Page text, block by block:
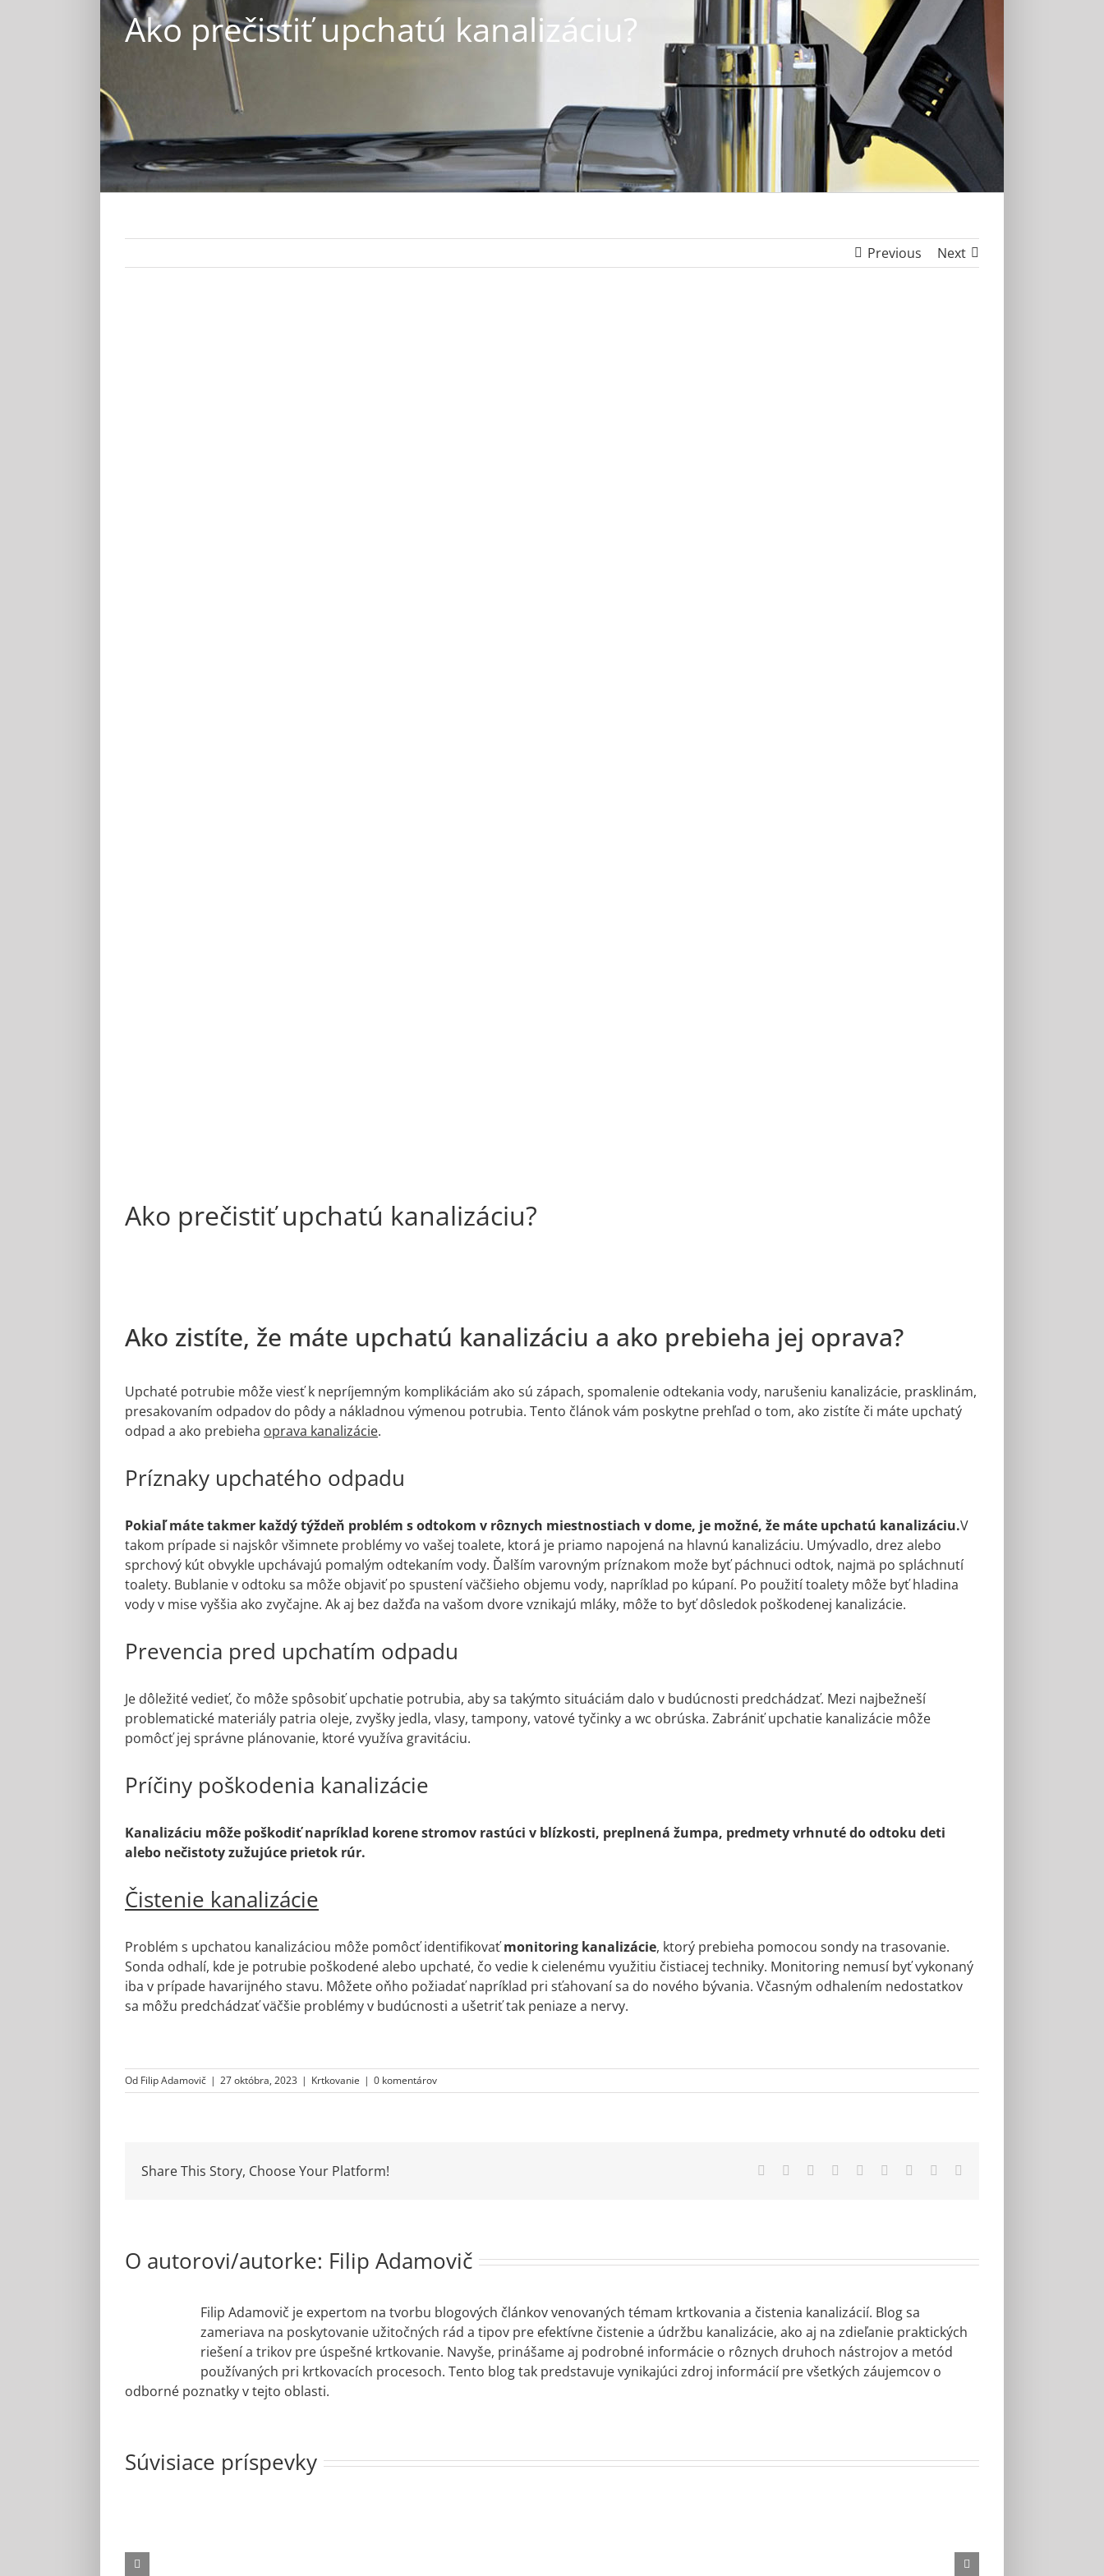
Ako prečistiť upchatú kanalizáciu?
Previous Next
Ako prečistiť upchatú kanalizáciu?
Ako zistíte, že máte upchatú kanalizáciu a ako prebieha jej oprava?
Upchaté potrubie môže viesť k nepríjemným komplikáciám ako sú zápach, spomalenie odtekania vody, narušeniu kanalizácie, prasklinám,
presakovaním odpadov do pôdy a nákladnou výmenou potrubia. Tento článok vám poskytne prehľad o tom, ako zistíte či máte upchatý
odpad a ako prebieha oprava kanalizácie.
Príznaky upchatého odpadu
Pokiaľ máte takmer každý týždeň problém s odtokom v rôznych miestnostiach v dome, je možné, že máte upchatú kanalizáciu.V
takom prípade si najskôr všimnete problémy vo vašej toalete, ktorá je priamo napojená na hlavnú kanalizáciu. Umývadlo, drez alebo
sprchový kút obvykle upchávajú pomalým odtekaním vody. Ďalším varovným príznakom može byť páchnuci odtok, najmä po spláchnutí
toalety. Bublanie v odtoku sa môže objaviť po spustení väčšieho objemu vody, napríklad po kúpaní. Po použití toalety môže byť hladina
vody v mise vyššia ako zvyčajne. Ak aj bez dažďa na vašom dvore vznikajú mláky, môže to byť dôsledok poškodenej kanalizácie.
Prevencia pred upchatím odpadu
Je dôležité vedieť, čo môže spôsobiť upchatie potrubia, aby sa takýmto situáciám dalo v budúcnosti predchádzať. Mezi najbežneší
problematické materiály patria oleje, zvyšky jedla, vlasy, tampony, vatové tyčinky a wc obrúska. Zabrániť upchatie kanalizácie môže
pomôcť jej správne plánovanie, ktoré využíva gravitáciu.
Príčiny poškodenia kanalizácie
Kanalizáciu môže poškodiť napríklad korene stromov rastúci v blízkosti, preplnená žumpa, predmety vrhnuté do odtoku deti
alebo nečistoty zužujúce prietok rúr.
Čistenie kanalizácie
Problém s upchatou kanalizáciou môže pomôcť identifikovaťmonitoring kanalizácie, ktorý prebieha pomocou sondy na trasovanie.
Sonda odhalí, kde je potrubie poškodené alebo upchaté, čo vedie k cielenému využitiu čistiacej techniky. Monitoring nemusí byť vykonaný
iba v prípade havarijného stavu. Môžete oňho požiadať napríklad pri sťahovaní sa do nového bývania. Včasným odhalením nedostatkov
sa môžu predchádzať väčšie problémy v budúcnosti a ušetriť tak peniaze a nervy.
Od Filip Adamovič | 27 októbra, 2023 | Krtkovanie | 0 komentárov
Share This Story, Choose Your Platform! Facebook Reddit LinkedInWhatsApp
TumblrPinterest
O autorovi/autorke: Filip Adamovič
Filip Adamovič je expertom na tvorbu blogových článkov venovaných témam krtkovania a čistenia kanalizácií. Blog sa
zameriava na poskytovanie užitočných rád a tipov pre efektívne čistenie a údržbu kanalizácie, ako aj na zdieľanie praktických
riešení a trikov pre úspešné krtkovanie. Navyše, prinášame aj podrobné informácie o rôznych druhoch nástrojov a metód
používaných pri krtkovacích procesoch. Tento blog tak predstavuje vynikajúci zdroj informácií pre všetkých záujemcov o
odborné poznatky v tejto oblasti.
Súvisiace príspevky